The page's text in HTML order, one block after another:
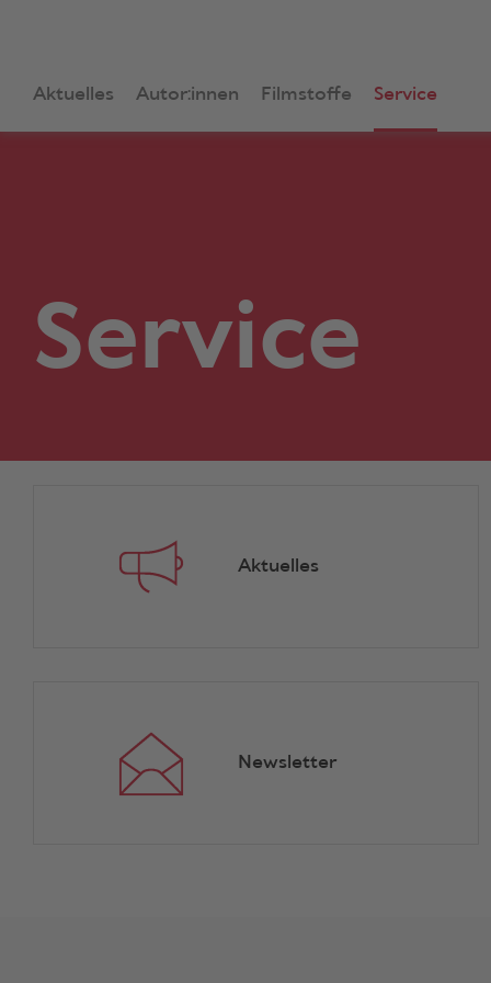
Aktuelles Autor:innen Filmstoffe Service
Service
Aktuelles
Newsletter